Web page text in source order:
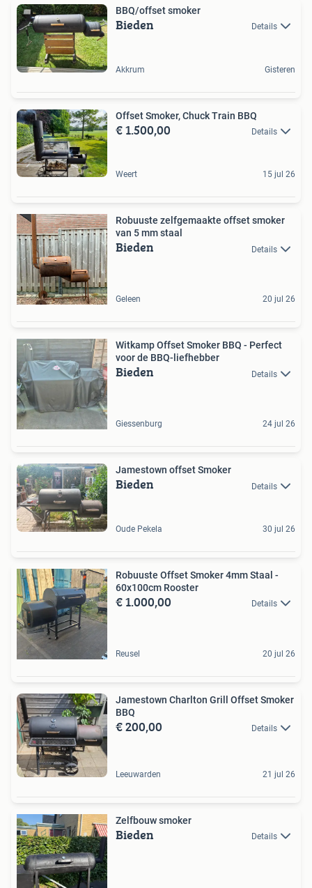
BBQ/offset smoker
Bieden Details
Akkrum Gisteren
Offset Smoker, Chuck Train BBQ
€ 1.500,00 Details
Weert 15 jul 26
Robuuste zelfgemaakte offset smoker
van 5 mm staal
Bieden Details
Geleen 20 jul 26
Witkamp Offset Smoker BBQ - Perfect
voor de BBQ-liefhebber
Bieden Details
Giessenburg 24 jul 26
Jamestown offset Smoker
Bieden Details
Oude Pekela 30 jul 26
Robuuste Offset Smoker 4mm Staal -
60x100cm Rooster
€ 1.000,00 Details
Reusel 20 jul 26
Jamestown Charlton Grill Offset Smoker
BBQ
€ 200,00 Details
Leeuwarden 21 jul 26
Zelfbouw smoker
Bieden Details